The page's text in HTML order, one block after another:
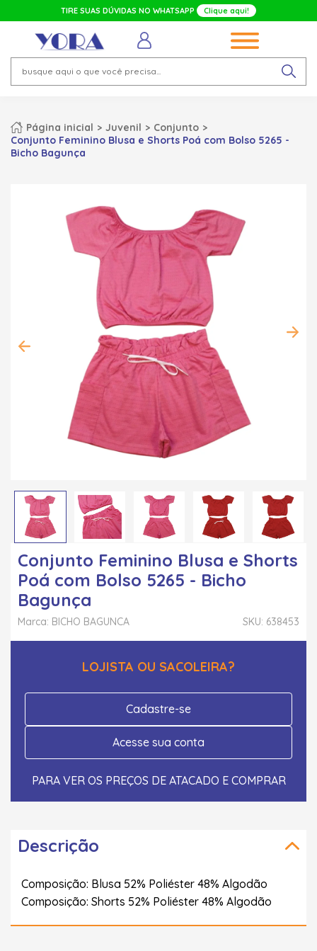
TIRE SUAS DÚVIDAS NO WHATSAPP Clique aqui!
Página inicial Juvenil
Conjunto
Conjunto Feminino Blusa e Shorts Poá com Bolso 5265 -
Bicho Bagunça
Conjunto Feminino Blusa e Shorts
Poá com Bolso 5265 - Bicho
Bagunça
SKU: 638453
Marca: BICHO BAGUNCA
LOJISTA OU SACOLEIRA?
Cadastre-se
Acesse sua conta
PARA VER OS PREÇOS DE ATACADO E COMPRAR
Descrição
Composição: Blusa 52% Poliéster 48% Algodão
Composição: Shorts 52% Poliéster 48% Algodão